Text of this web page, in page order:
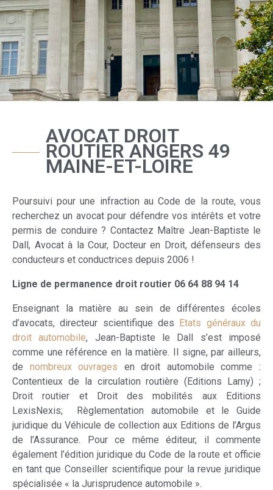
AVOCAT DROIT
ROUTIER ANGERS 49
MAINE-ET-LOIRE
Poursuivi pour une infraction au Code de la route, vous
recherchez un avocat pour défendre vos intérêts et votre
permis de conduire ? Contactez Maître Jean-Baptiste le
Dall, Avocat à la Cour, Docteur en Droit, défenseurs des
conducteurs et conductrices depuis 2006 !
Ligne de permanence droit routier 06 64 88 94 14
Enseignant la matière au sein de différentes écoles
d’avocats, directeur scientifique des Etats généraux du
droit automobile, Jean-Baptiste le Dall s’est imposé
comme une référence en la matière. Il signe, par ailleurs,
de nombreux ouvrages en droit automobile comme :
Contentieux de la circulation routière (Editions Lamy) ;
Droit routier et Droit des mobilités aux Editions
LexisNexis; Règlementation automobile et le Guide
juridique du Véhicule de collection aux Editions de l’Argus
de l’Assurance. Pour ce même éditeur, il commente
également l’édition juridique du Code de la route et officie
en tant que Conseiller scientifique pour la revue juridique
spécialisée « la Jurisprudence automobile ».